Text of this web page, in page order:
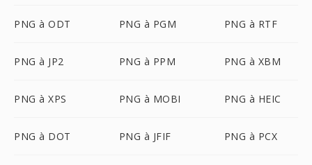
PNG à ODT PNG à PGM PNG à RTF
PNG à JP2 PNG à PPM PNG à XBM
PNG à XPS PNG à MOBI PNG à HEIC
PNG à DOT PNG à JFIF PNG à PCX